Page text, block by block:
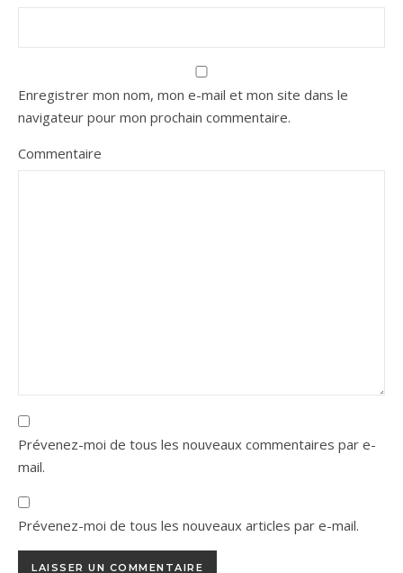
Enregistrer mon nom, mon e-mail et mon site dans le
navigateur pour mon prochain commentaire.
Commentaire
Prévenez-moi de tous les nouveaux commentaires par e-
mail.
Prévenez-moi de tous les nouveaux articles par e-mail.